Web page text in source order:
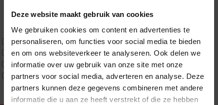
Deze website maakt gebruik van cookies
We gebruiken cookies om content en advertenties te
personaliseren, om functies voor social media te bieden
en om ons websiteverkeer te analyseren. Ook delen we
informatie over uw gebruik van onze site met onze
partners voor social media, adverteren en analyse. Deze
partners kunnen deze gegevens combineren met andere
informatie die u aan ze heeft verstrekt of die ze hebben
Latex
Traagschuim
Tweepersoons 1 kern
Tweepersoons 1 kern product
Tweepersoons 2 kernen
Webshop Only Collectie
×